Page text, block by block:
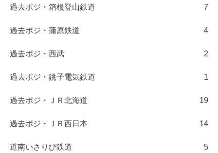
過去ポジ・箱根登山鉄道 7
過去ポジ・蒲原鉄道 4
過去ポジ・西武 2
過去ポジ・銚子電気鉄道 1
過去ポジ・ＪＲ北海道 19
過去ポジ・ＪＲ西日本 14
道南いさりび鉄道 5